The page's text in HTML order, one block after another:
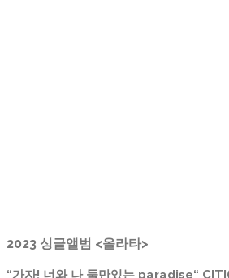
2023 싱글앨범 <올라타>